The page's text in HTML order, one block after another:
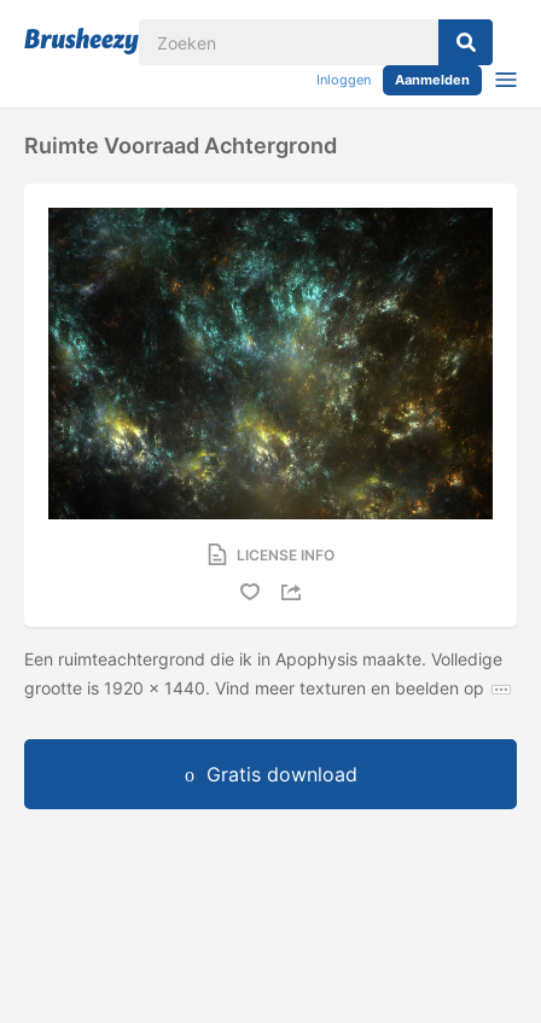
Inloggen Aanmelden
Ruimte Voorraad Achtergrond
LICENSE INFO
Een ruimteachtergrond die ik in Apophysis maakte. Volledige
grootte is 1920 x 1440. Vind meer texturen en beelden op
Gratis download